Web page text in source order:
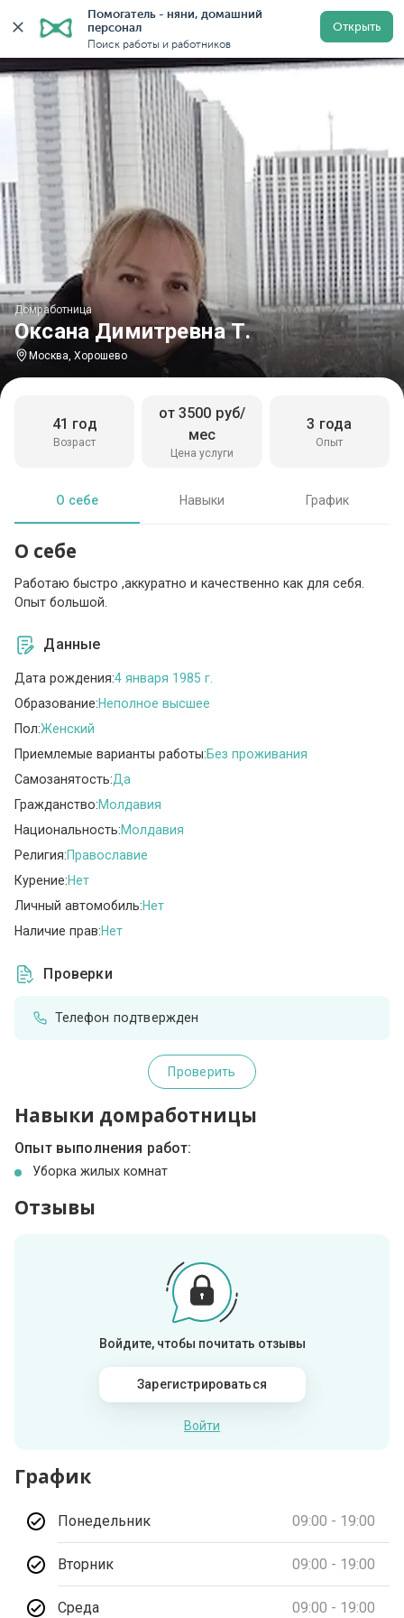
Помогатель - няни, домашний
персонал
Поиск работы и работников
Открыть
Главная Домработницы Домработницы в Москве
Оксана Димитревна Т.
Домработница
Москва, Хорошево
Возраст
41 год
Цена услуги
от 3500 руб/
мес
Опыт
3 года
О себе Навыки График
О себе
Работаю быстро ,аккуратно и качественно как для себя.
Опыт большой.
Данные
Дата рождения:4 января 1985 г.
Образование:Неполное высшее
Пол:Женский
Приемлемые варианты работы:Без проживания
Самозанятость:Да
Гражданство:Молдавия
Национальность:Молдавия
Религия:Православие
Курение:Нет
Личный автомобиль:Нет
Наличие прав:Нет
Проверки
Телефон подтвержден
Проверить
Навыки домработницы
Опыт выполнения работ:
Уборка жилых комнат
Отзывы
Войдите, чтобы почитать отзывы
Зарегистрироваться
Войти
График
Понедельник 09:00 - 19:00
Вторник 09:00 - 19:00
Среда 09:00 - 19:00